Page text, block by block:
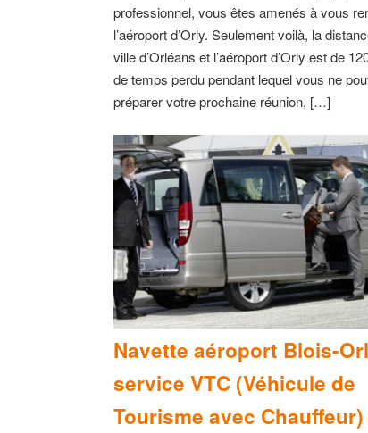
professionnel, vous êtes amenés à vous
l’aéroport d’Orly. Seulement voilà, la
ville d’Orléans et l’aéroport d’Orly est de
de temps perdu pendant lequel vous ne
préparer votre prochaine réunion, […]
Navette aéroport Blois-
service VTC (Véhicule de
Tourisme avec